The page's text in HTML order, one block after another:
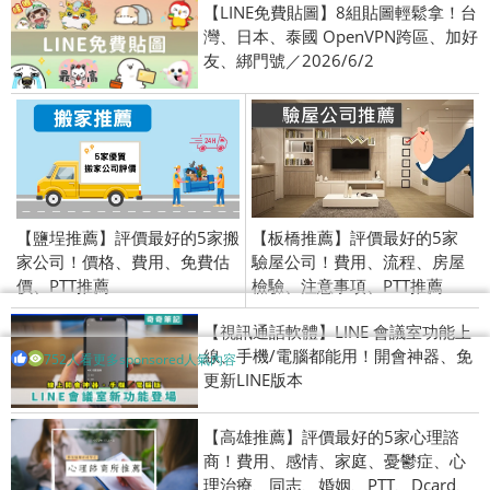
【LINE免費貼圖】8組貼圖輕鬆拿！台
灣、日本、泰國 OpenVPN跨區、加好
友、綁門號／2026/6/2
【鹽埕推薦】評價最好的5家搬
家公司！價格、費用、免費估
價、PTT推薦
【板橋推薦】評價最好的5家
驗屋公司！費用、流程、房屋
檢驗、注意事項、PTT推薦
【視訊通話軟體】LINE 會議室功能上
線、手機/電腦都能用！開會神器、免
更新LINE版本
【高雄推薦】評價最好的5家心理諮
商！費用、感情、家庭、憂鬱症、心
理治療、同志、婚姻、PTT、Dcard、
752人看更多sponsored人氣內容